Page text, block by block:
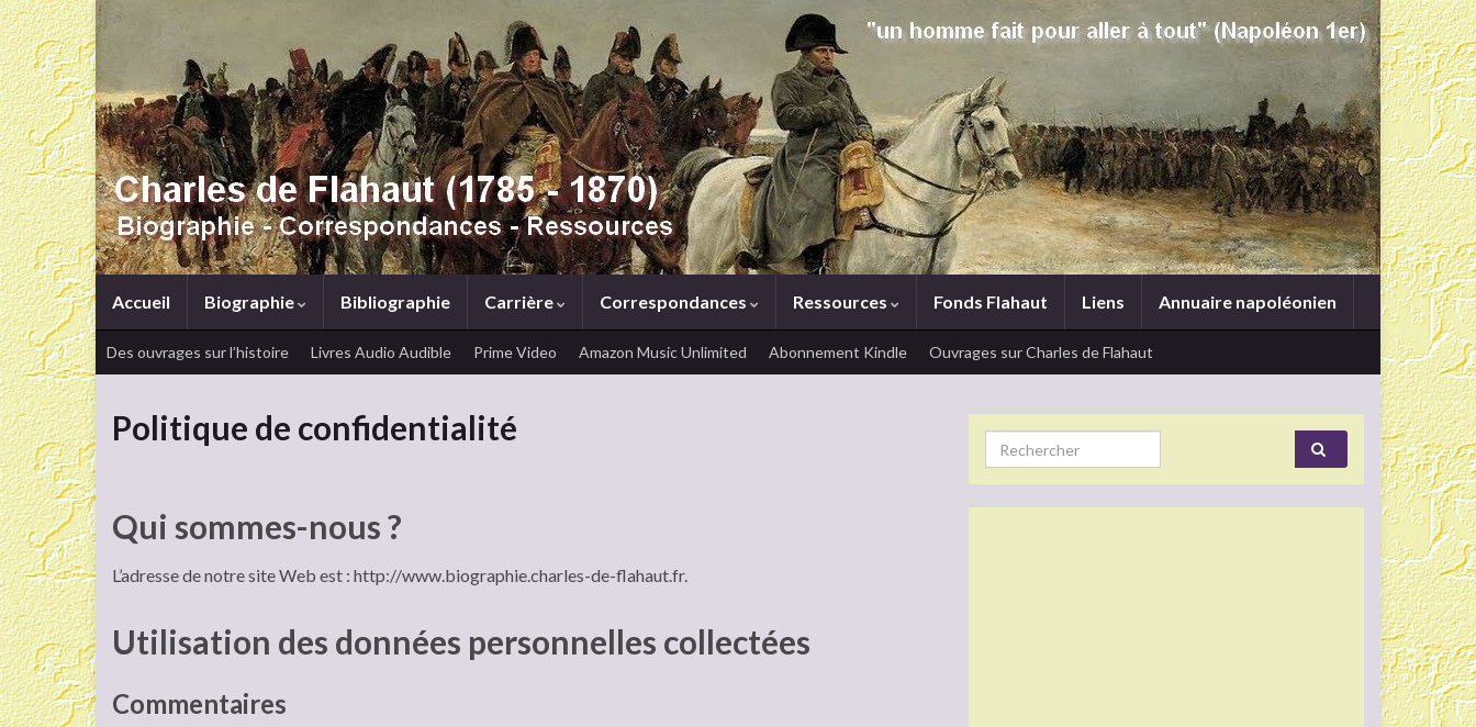
Accueil Biographie Bibliographie Carrière Correspondances Ressources Fonds Flahaut Liens Annuaire napoléonien
Des ouvrages sur l’histoire Livres Audio Audible Prime Video Amazon Music Unlimited Abonnement Kindle Ouvrages sur Charles de Flahaut
Politique de confidentialité
Qui sommes-nous ?
L’adresse de notre site Web est : http://www.biographie.charles-de-flahaut.fr.
Utilisation des données personnelles collectées
Commentaires
Search for: